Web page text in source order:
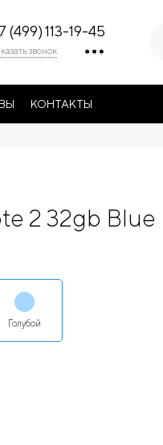
(499) 113-19-45
звонок
КОНТАКТЫ
2 32gb Blue
Голубой